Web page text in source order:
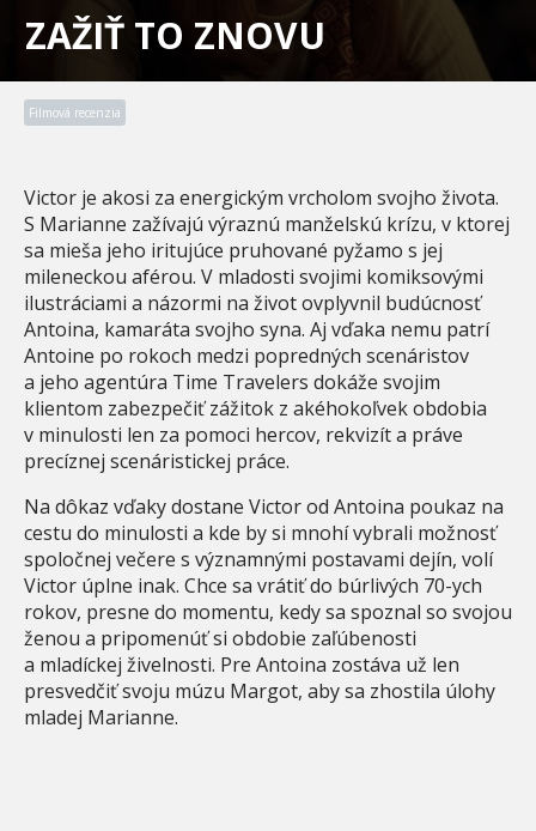
ZAŽIŤ TO ZNOVU
Filmová recenzia
Victor je akosi za energickým vrcholom svojho života.
S Marianne zažívajú výraznú manželskú krízu, v ktorej
sa mieša jeho iritujúce pruhované pyžamo s jej
mileneckou aférou. V mladosti svojimi komiksovými
ilustráciami a názormi na život ovplyvnil budúcnosť
Antoina, kamaráta svojho syna. Aj vďaka nemu patrí
Antoine po rokoch medzi popredných scenáristov
a jeho agentúra Time Travelers dokáže svojim
klientom zabezpečiť zážitok z akéhokoľvek obdobia
v minulosti len za pomoci hercov, rekvizít a práve
precíznej scenáristickej práce.
Na dôkaz vďaky dostane Victor od Antoina poukaz na
cestu do minulosti a kde by si mnohí vybrali možnosť
spoločnej večere s významnými postavami dejín, volí
Victor úplne inak. Chce sa vrátiť do búrlivých 70-ych
rokov, presne do momentu, kedy sa spoznal so svojou
ženou a pripomenúť si obdobie zaľúbenosti
a mladíckej živelnosti. Pre Antoina zostáva už len
presvedčiť svoju múzu Margot, aby sa zhostila úlohy
mladej Marianne.